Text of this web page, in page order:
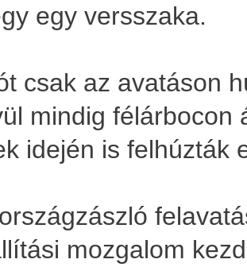
egy versszaka.
csak az avatáson
mindig félárbocon
idején is felhúzták
mozgalom